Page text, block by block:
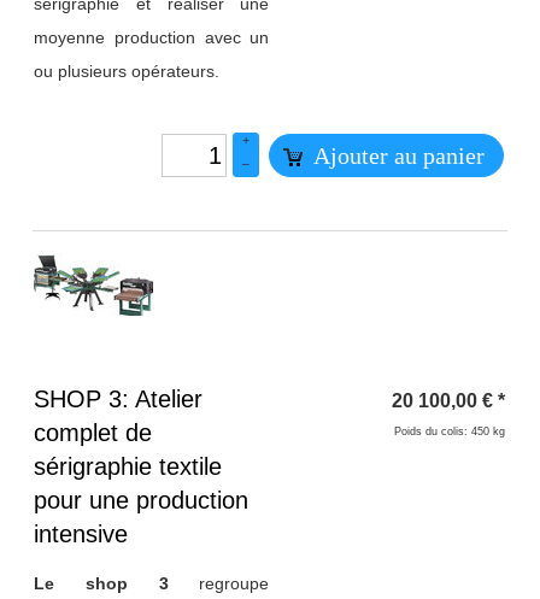
moyenne production avec un
ou plusieurs opérateurs.
+
–
Ajouter au panier
Titre 1
SHOP 3: Atelier
complet de
sérigraphie textile
pour une production
intensive
Le shop 3regroupe
20 100,00 € *
Poids du colis: 450 kg